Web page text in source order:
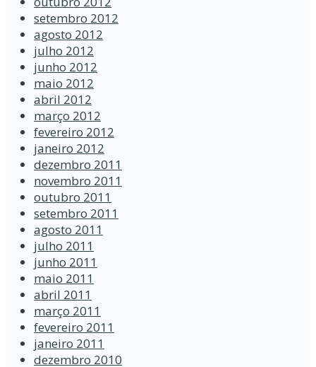
setembro 2012
agosto 2012
julho 2012
junho 2012
maio 2012
abril 2012
março 2012
fevereiro 2012
janeiro 2012
dezembro 2011
novembro 2011
outubro 2011
setembro 2011
agosto 2011
julho 2011
junho 2011
maio 2011
abril 2011
março 2011
fevereiro 2011
janeiro 2011
dezembro 2010